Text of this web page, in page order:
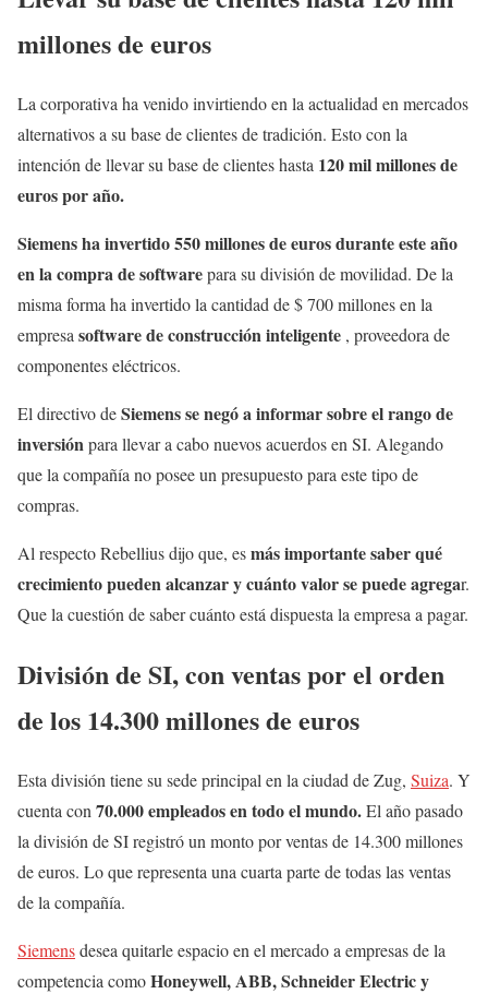
millones de euros
La corporativa ha venido invirtiendo en la actualidad en mercados
alternativos a su base de clientes de tradición. Esto con la
intención de llevar su base de clientes hasta 120 mil millones de
euros por año.
Siemens ha invertido 550 millones de euros durante este año
en la compra de softwarepara su división de movilidad. De la
misma forma ha invertido la cantidad de $ 700 millones en la
empresa software de construcción inteligente , proveedora de
componentes eléctricos.
El directivo deSiemens se negó a informar sobre el rango de
inversiónpara llevar a cabo nuevos acuerdos en SI. Alegando
que la compañía no posee un presupuesto para este tipo de
compras.
Al respecto Rebellius dijo que, esmás importante saber qué
crecimiento pueden alcanzar y cuánto valor se puede agregar.
Que la cuestión de saber cuánto está dispuesta la empresa a pagar.
División de SI, con ventas por el orden
de los 14.300 millones de euros
Esta división tiene su sede principal en la ciudad de Zug, Suiza. Y
cuenta con 70.000 empleados en todo el mundo.El año pasado
la división de SI registró un monto por ventas de 14.300 millones
de euros. Lo que representa una cuarta parte de todas las ventas
de la compañía.
Siemensdesea quitarle espacio en el mercado a empresas de la
competencia comoHoneywell, ABB, Schneider Electric y